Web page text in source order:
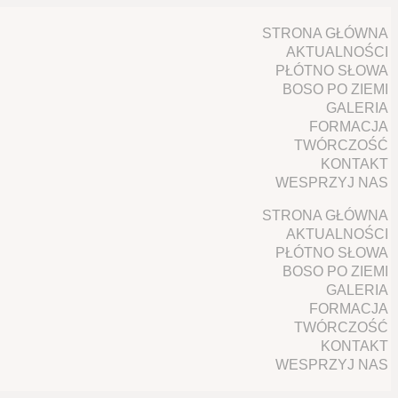
STRONA GŁÓWNA
AKTUALNOŚCI
PŁÓTNO SŁOWA
BOSO PO ZIEMI
GALERIA
FORMACJA
TWÓRCZOŚĆ
KONTAKT
WESPRZYJ NAS
STRONA GŁÓWNA
AKTUALNOŚCI
PŁÓTNO SŁOWA
BOSO PO ZIEMI
GALERIA
FORMACJA
TWÓRCZOŚĆ
KONTAKT
WESPRZYJ NAS